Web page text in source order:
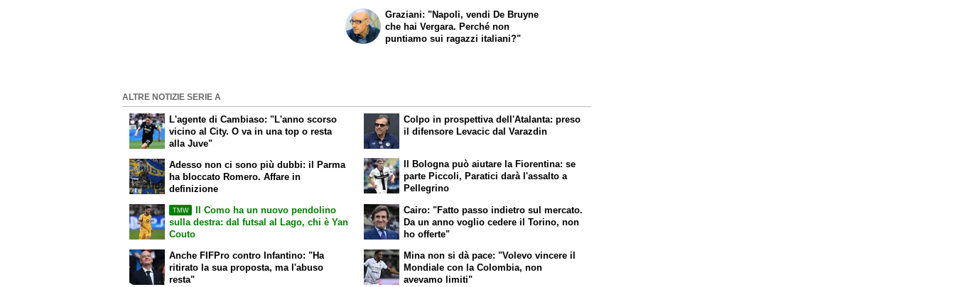
Graziani: "Napoli, vendi De Bruyne
che hai Vergara. Perché non
puntiamo sui ragazzi italiani?"
ALTRE NOTIZIE SERIE A
L'agente di Cambiaso: "L'anno scorso
vicino al City. O va in una top o resta
alla Juve"
Adesso non ci sono più dubbi: il Parma
ha bloccato Romero. Affare in
definizione
Colpo in prospettiva dell'Atalanta: preso
il difensore Levacic dal Varazdin
Il Bologna può aiutare la Fiorentina: se
parte Piccoli, Paratici darà l'assalto a
Pellegrino
TMW
Il Como ha un nuovo pendolino
sulla destra: dal futsal al Lago, chi è Yan
Couto
Anche FIFPro contro Infantino: "Ha
ritirato la sua proposta, ma l'abuso
resta"
Cairo: "Fatto passo indietro sul mercato.
Da un anno voglio cedere il Torino, non
ho offerte"
Mina non si dà pace: "Volevo vincere il
Mondiale con la Colombia, non
avevamo limiti"